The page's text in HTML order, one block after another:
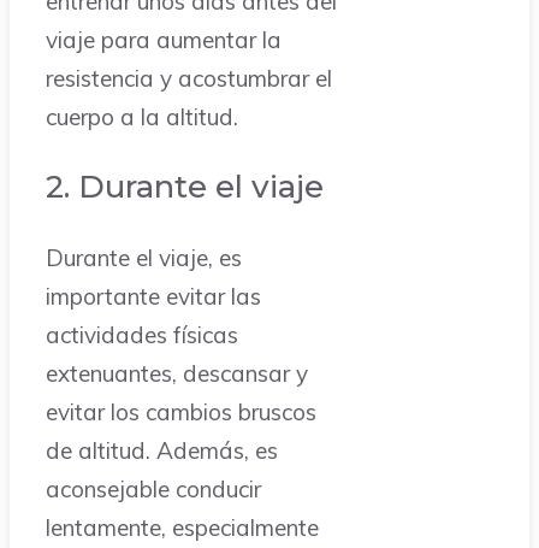
viaje para aumentar la
resistencia y acostumbrar el
cuerpo a la altitud.
2. Durante el viaje
Durante el viaje, es
importante evitar las
actividades físicas
extenuantes, descansar y
evitar los cambios bruscos
de altitud. Además, es
aconsejable conducir
lentamente, especialmente